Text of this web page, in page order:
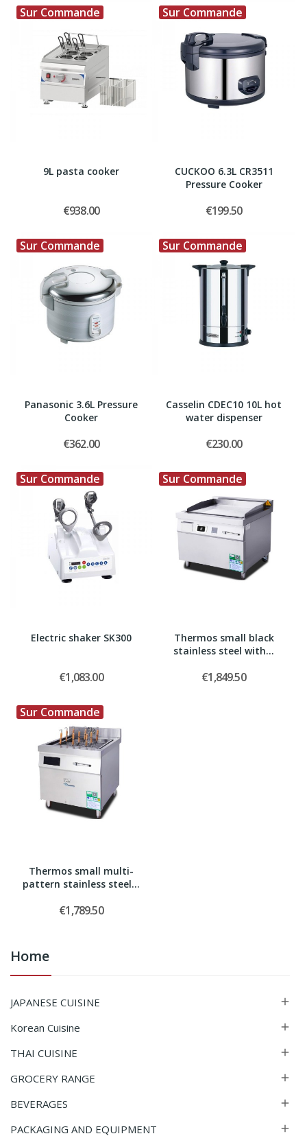
Home
JAPANESE CUISINE 
Korean Cuisine 
THAI CUISINE 
GROCERY RANGE 
BEVERAGES 
PACKAGING AND EQUIPMENT 
Sur Commande
9L pasta cooker
€938.00
Sur Commande
CUCKOO 6.3L CR3511
Pressure Cooker
€199.50
Sur Commande
Panasonic 3.6L Pressure
Cooker
€362.00
Sur Commande
Casselin CDEC10 10L hot
water dispenser
€230.00
Sur Commande
Electric shaker SK300
€1,083.00
Sur Commande
Thermos small black
stainless steel with...
€1,849.50
Sur Commande
Thermos small multi-
pattern stainless steel...
€1,789.50